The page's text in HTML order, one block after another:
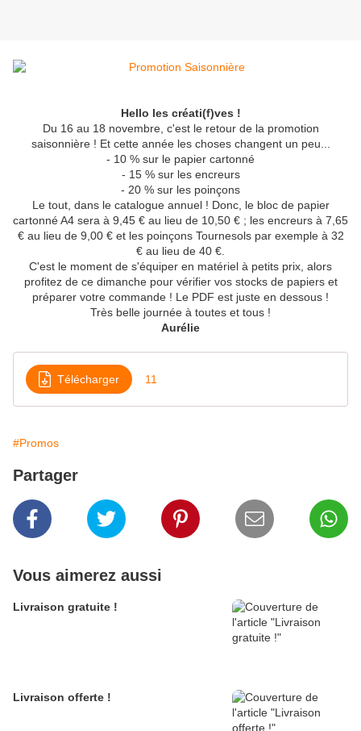
Hello les créati(f)ves !
Du 16 au 18 novembre, c'est le retour de la promotion
saisonnière ! Et cette année les choses changent un peu...
- 10 % sur le papier cartonné
- 15 % sur les encreurs
- 20 % sur les poinçons
Le tout, dans le catalogue annuel ! Donc, le bloc de papier
cartonné A4 sera à 9,45 € au lieu de 10,50 € ; les encreurs à 7,65
€ au lieu de 9,00 € et les poinçons Tournesols par exemple à 32
€ au lieu de 40 €.
C'est le moment de s'équiper en matériel à petits prix, alors
profitez de ce dimanche pour vérifier vos stocks de papiers et
préparer votre commande ! Le PDF est juste en dessous !
Très belle journée à toutes et tous !
Aurélie
Télécharger 11
#Promos
Partager
Vous aimerez aussi
Livraison gratuite !
Livraison offerte !